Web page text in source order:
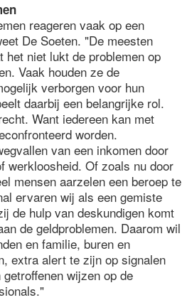
reageren vaak op een
De Soeten. "De meesten
het niet lukt de problemen op
Vaak houden ze de
verborgen voor hun
daarbij een belangrijke rol.
Want iedereen kan met
worden.
van een inkomen door
werkloosheid. Of zoals nu door
mensen aarzelen een beroep te
ervaren wij als een gemiste
de hulp van deskundigen komt
de geldproblemen. Daarom wil
en familie, buren en
extra alert te zijn op signalen
wijzen op de